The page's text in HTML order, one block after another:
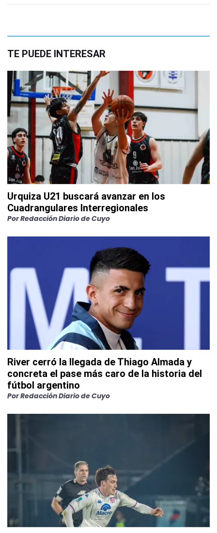
TE PUEDE INTERESAR
Urquiza U21 buscará avanzar en los
Cuadrangulares Interregionales
PorRedacción Diario de Cuyo
River cerró la llegada de Thiago Almada y
concreta el pase más caro de la historia del
fútbol argentino
PorRedacción Diario de Cuyo